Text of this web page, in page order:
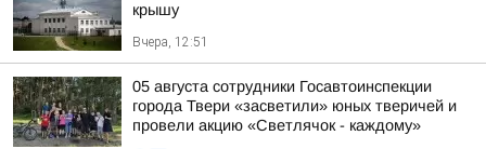
крышу
Вчера, 12:51
05 августа сотрудники Госавтоинспекции
города Твери «засветили» юных тверичей и
провели акцию «Светлячок - каждому»